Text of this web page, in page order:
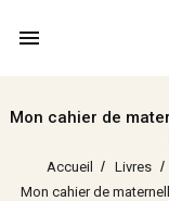
menu
Mon cahier de
Accueil Livres
Mon cahier de